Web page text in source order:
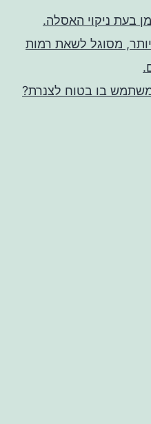
בעת ניקוי האסלה.
מסוגל לשאת רמות
משתמש בו בטוח לצנרת?